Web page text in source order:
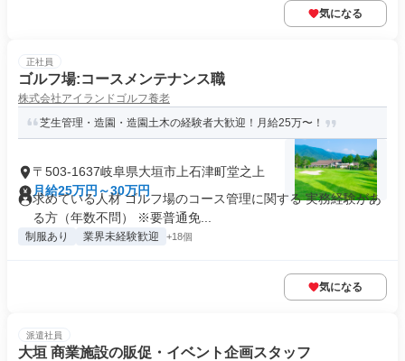
気になる
正社員
ゴルフ場:コースメンテナンス職
株式会社アイランドゴルフ養老
芝生管理・造園・造園土木の経験者大歓迎！月給25万〜！
〒503-1637岐阜県大垣市上石津町堂之上
月給25万円～30万円
求めている人材 ゴルフ場のコース管理に関する 実務経験があ
る方（年数不問） ※要普通免...
制服あり 業界未経験歓迎 +18個
気になる
派遣社員
大垣 商業施設の販促・イベント企画スタッフ